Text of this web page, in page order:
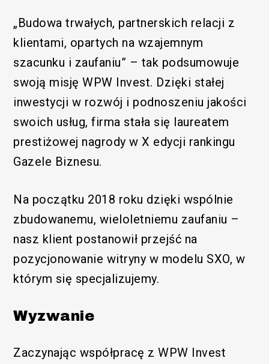
„Budowa trwałych, partnerskich relacji z
klientami, opartych na wzajemnym
szacunku i zaufaniu” – tak podsumowuje
swoją misję WPW Invest. Dzięki stałej
inwestycji w rozwój i podnoszeniu jakości
swoich usług, firma stała się laureatem
prestiżowej nagrody w X edycji rankingu
Gazele Biznesu.
Na początku 2018 roku dzięki wspólnie
zbudowanemu, wieloletniemu zaufaniu –
nasz klient postanowił przejść na
pozycjonowanie witryny w modelu SXO, w
którym się specjalizujemy.
Wyzwanie
Zaczynając współpracę z WPW Invest